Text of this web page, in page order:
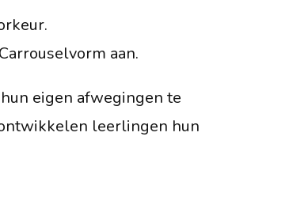
aan.
eigen afwegingen te
leerlingen hun